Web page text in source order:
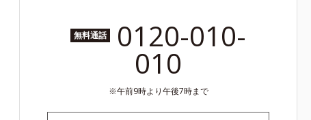
無料通話 0120-010-
010
午前9時より午後7時まで